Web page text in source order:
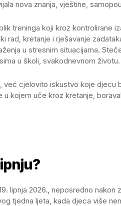
nova znanja, vještine,
treninga koji kroz kontrolirane
rad, kretanje i rješavanje
u stresnim situacijama.
u školi, svakodnevnom životu.
već cjelovito iskustvo koje djecu
u kojem uče kroz kretanje,
lipnja 2026., neposredno
tjedna ljeta, kada djeca više